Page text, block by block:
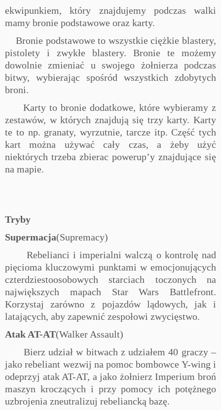
ekwipunkiem, który znajdujemy podczas walki
mamy bronie podstawowe oraz karty.
Bronie podstawowe to wszystkie ciężkie blastery,
pistolety i zwykłe blastery. Bronie te możemy
dowolnie zmieniać u swojego żołnierza podczas
bitwy, wybierając spośród wszystkich zdobytych
broni.
Karty to bronie dodatkowe, które wybieramy z
zestawów, w których znajdują się trzy karty. Karty
te to np. granaty, wyrzutnie, tarcze itp. Część tych
kart można używać cały czas, a żeby użyć
niektórych trzeba zbierac powerup’y znajdujące się
na mapie.
Tryby
Supermacja(Supremacy)
Rebelianci i imperialni walczą o kontrolę nad
pięcioma kluczowymi punktami w emocjonujących
czterdziestoosobowych starciach toczonych na
największych mapach Star Wars Battlefront.
Korzystaj zarówno z pojazdów lądowych, jak i
latających, aby zapewnić zespołowi zwycięstwo.
Atak AT-AT(Walker Assault)
Bierz udział w bitwach z udziałem 40 graczy –
jako rebeliant wezwij na pomoc bombowce Y-wing i
odeprzyj atak AT-AT, a jako żołnierz Imperium broń
maszyn kroczących i przy pomocy ich potężnego
uzbrojenia zneutralizuj rebeliancką bazę.